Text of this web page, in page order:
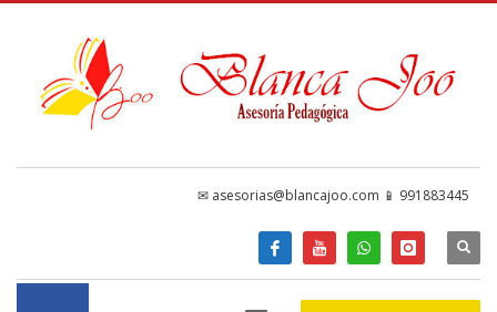
✉ asesorias@blancajoo.com 📱 991883445